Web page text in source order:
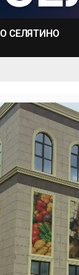
О СЕЛЯТИНО